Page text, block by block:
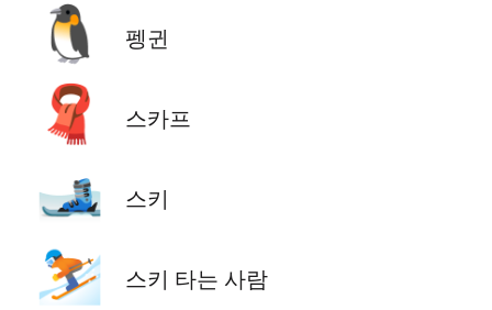
🐧 펭귄
🧣 스카프
🎿 스키
⛷️ 스키 타는 사람